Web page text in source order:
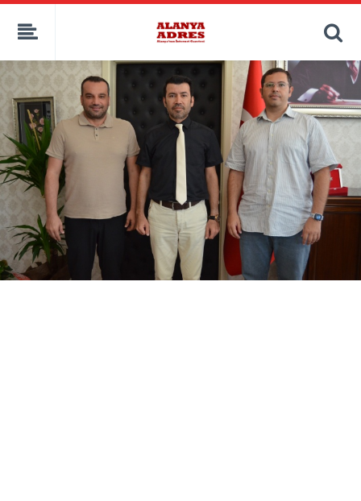
kaçak bahis
deneme bonusu
canlı bahis siteleri
deneme bonusu veren siteler
bahis siteleri
porno izle